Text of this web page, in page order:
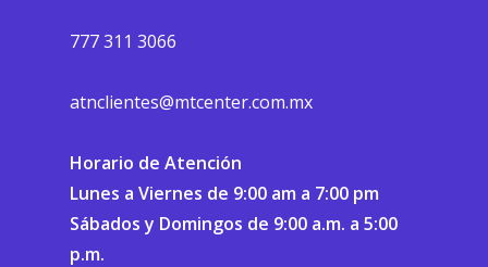
777 311 3066
atnclientes@mtcenter.com.mx
Horario de Atención
Lunes a Viernes de 9:00 am a 7:00 pm
Sábados y Domingos de 9:00 a.m. a 5:00
p.m.